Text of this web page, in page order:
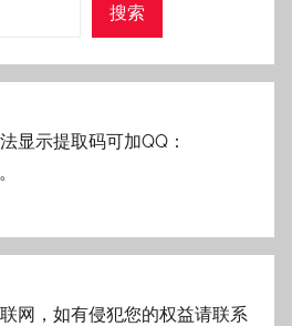
搜索
显示提取码可加QQ：
网，如有侵犯您的权益请联系